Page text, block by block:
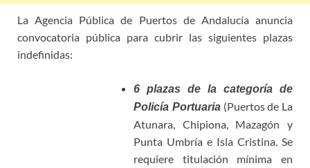
La Agencia Pública de Puertos de Andalucía anuncia
convocatoria pública para cubrir las siguientes plazas
indefinidas:
6 plazas de la categoría de
Policía Portuaria (Puertos de La
Atunara, Chipiona, Mazagón y
Punta Umbría e Isla Cristina. Se
requiere titulación mínima en